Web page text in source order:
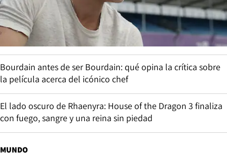
Bourdain antes de ser Bourdain: qué opina la crítica sobre
la película acerca del icónico chef
El lado oscuro de Rhaenyra: House of the Dragon 3 finaliza
con fuego, sangre y una reina sin piedad
MUNDO